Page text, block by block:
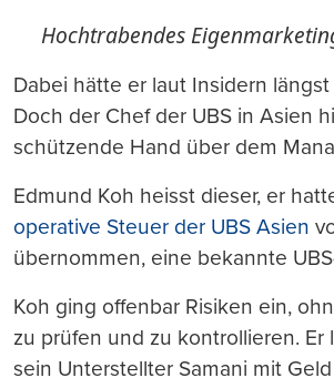
Hochtrabendes
Dabei hätte er laut Insidern
Doch der Chef der UBS in Asien
schützende Hand über dem
Edmund Koh heisst dieser, er
operative Steuer der UBS Asien
übernommen, eine bekannte
Koh ging offenbar Risiken ein,
zu prüfen und zu kontrollieren. Er
sein Unterstellter Samani mit